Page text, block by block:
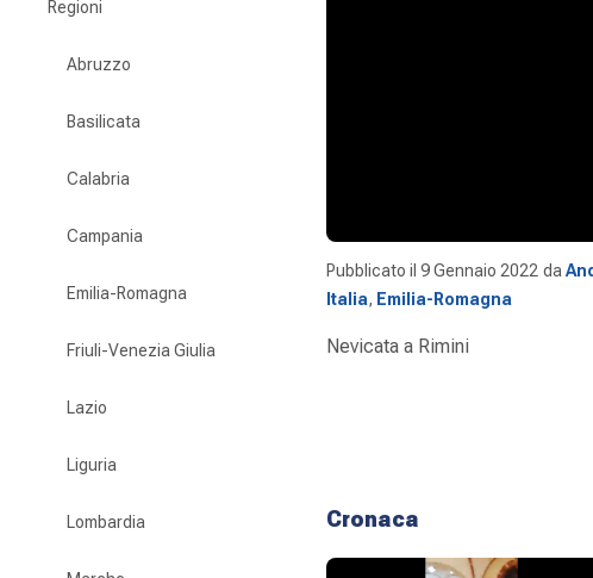
Regioni
Abruzzo
Basilicata
Calabria
Campania
Emilia-Romagna
Friuli-Venezia Giulia
Lazio
Liguria
Lombardia
Pubblicato il 9 Gennaio 2022 da
Italia, Emilia-Romagna
Nevicata a Rimini
Cronaca